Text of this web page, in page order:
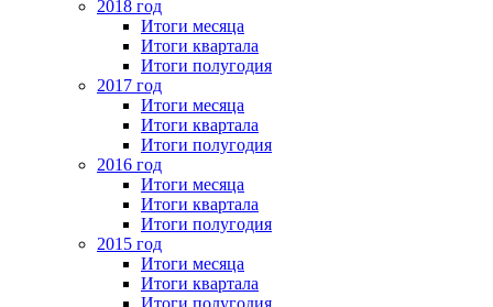
2018 год
Итоги месяца
Итоги квартала
Итоги полугодия
2017 год
Итоги месяца
Итоги квартала
Итоги полугодия
2016 год
Итоги месяца
Итоги квартала
Итоги полугодия
2015 год
Итоги месяца
Итоги квартала
Итоги полугодия